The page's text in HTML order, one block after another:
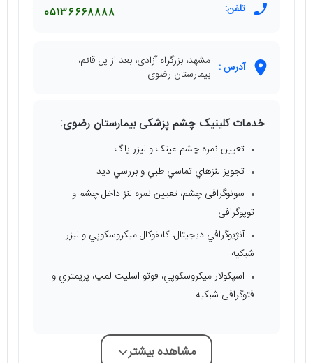
تلفن: 05136668888
آدرس : مشهد، بزرگراه آزادی، بعد از پل قائم،
بیمارستان رضوی
خدمات کلینیک چشم پزشکی بیمارستان رضوی:
تعیین نمره چشم عینک و لیزر یاگ
تجويز لنزهاي تماسي طبي و بررسي ديد
سونوگرافی چشم، تعیین نمره لنز داخل چشم و
توپوگرافی
آنژيوگرافي ديجيتال، كانفوكال ميكروسكوپي و ليزر
شبكيه
اسپكولار ميكروسكوپي، فوتو اسليت لمپ، پريمتري و
فتوگرافی شبکیه
مشاهده بیشتر